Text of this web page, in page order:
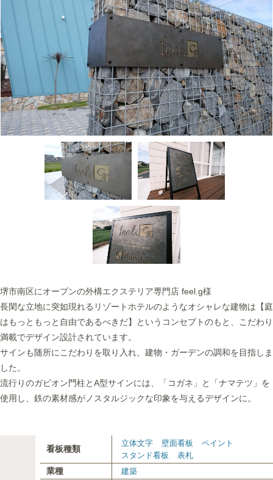
堺市南区にオープンの外構エクステリア専門店 feel.g様
長閑な立地に突如現れるリゾートホテルのようなオシャレな建物は【庭
はもっともっと自由であるべきだ】というコンセプトのもと、こだわり
満載でデザイン設計されています。
サインも随所にこだわりを取り入れ、建物・ガーデンの調和を目指しま
した。
流行りのガビオン門柱とA型サインには、「コガネ」と「ナマテツ」を
使用し、鉄の素材感がノスタルジックな印象を与えるデザインに。
看板種類
立体文字 壁面看板
ペイント
スタンド看板
表札
業種 建築